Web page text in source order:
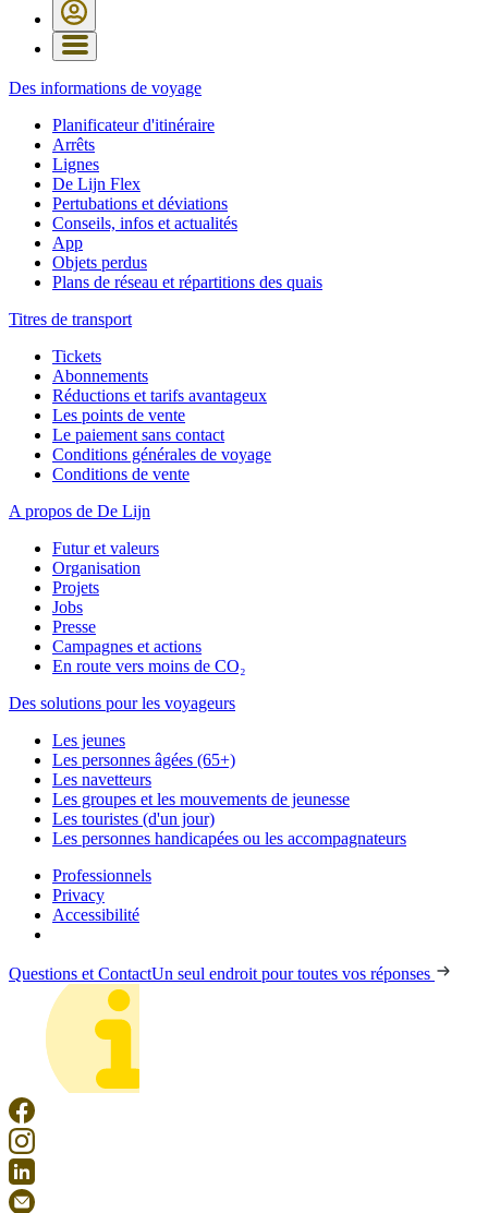
Des informations de voyage
Planificateur d'itinéraire
Arrêts
Lignes
De Lijn Flex
Pertubations et déviations
Conseils, infos et actualités
App
Objets perdus
Plans de réseau et répartitions des quais
Titres de transport
Tickets
Abonnements
Réductions et tarifs avantageux
Les points de vente
Le paiement sans contact
Conditions générales de voyage
Conditions de vente
A propos de De Lijn
Futur et valeurs
Organisation
Projets
Jobs
Presse
Campagnes et actions
En route vers moins de CO₂
Des solutions pour les voyageurs
Les jeunes
Les personnes âgées (65+)
Les navetteurs
Les groupes et les mouvements de jeunesse
Les touristes (d'un jour)
Les personnes handicapées ou les accompagnateurs
Professionnels
Privacy
Accessibilité
Questions et ContactUn seul endroit pour toutes vos réponses